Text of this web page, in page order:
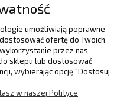
umożliwiają poprawne
ofertę do Twoich
przez nas
sklepu lub dostosować
wybierając opcję "Dostosuj
w naszej Polityce